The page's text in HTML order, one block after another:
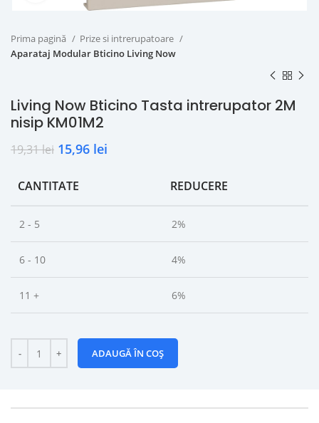
Prima pagină
Prize si intrerupatoare
Aparataj Modular Bticino Living Now
Living Now Bticino Tasta intrerupator 2M
nisip KM01M2
19,31lei 15,96 lei
CANTITATE REDUCERE
2 - 5 2%
6 - 10 4%
11 + 6%
ADAUGĂ ÎN COȘ